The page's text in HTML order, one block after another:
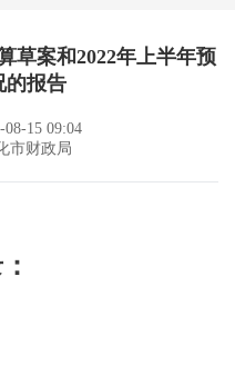
草案和2022年上半年预
的报告
15 09:04
市财政局